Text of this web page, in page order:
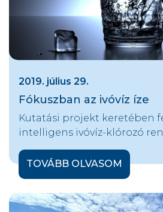
2019. július 29.
Fókuszban az ivóvíz íze
Kutatási projekt keretében
intelligens ivóvíz-klórozó
TOVÁBB OLVASOM